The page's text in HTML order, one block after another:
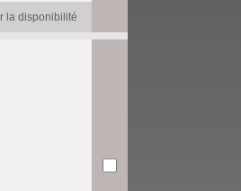
la disponibilité